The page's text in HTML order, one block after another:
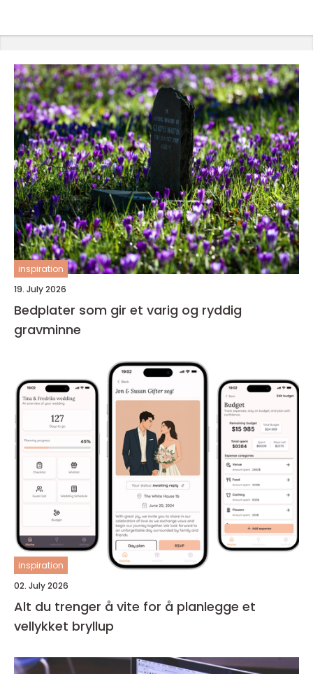
inspiration
19. July 2026
Bedplater som gir et varig og ryddig
gravminne
inspiration
02. July 2026
Alt du trenger å vite for å planlegge et
vellykket bryllup